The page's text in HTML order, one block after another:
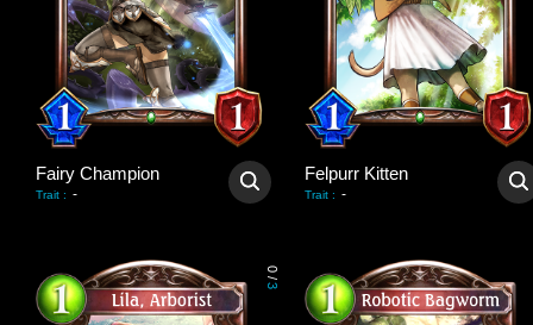
Fairy Champion
Trait : -
Felpurr Kitten
Trait : -
0
/
3